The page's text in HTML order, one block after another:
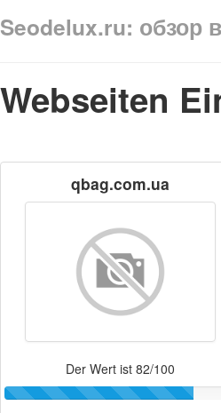
Seodelux.ru: обзор
Webseiten
qbag.com.ua
Der Wert ist 82/100